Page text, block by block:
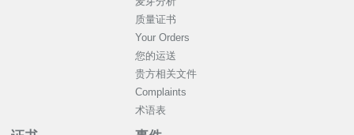
质量证书
Your Orders
您的运送
贵方相关文件
Complaints
术语表